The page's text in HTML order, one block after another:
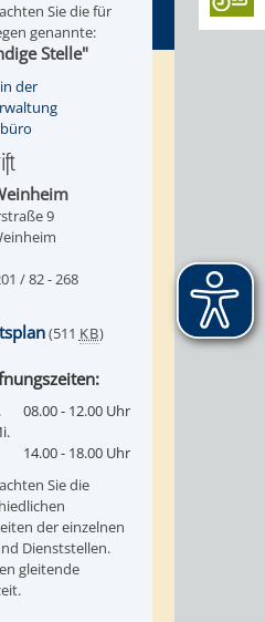
Sie die für
genannte:
Stelle"
der
9
/ 82 - 268
(511 KB)
08.00 - 12.00 Uhr
14.00 - 18.00 Uhr
Sie die
der einzelnen
Dienststellen.
gleitende